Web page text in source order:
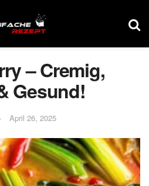
– Cremig,
Gesund!
April 26, 2025